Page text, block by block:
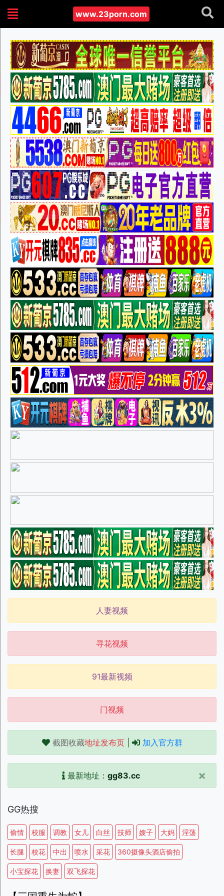
www.23porn.com
人妻视频
寻花视频
91最新视频
门视频
截图收藏地址发布页| 加入官方群
最新地址： gg83.cc ×
GG热搜
偷情 校服 调教 女儿 白丝 技师 嫂子 大妈 淫荡
长腿 校花 中出 喷水 采花 360摄像头酒店偷拍
小宝探花 换妻 双飞探花